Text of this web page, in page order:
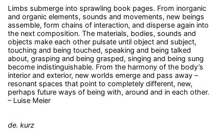
Limbs submerge into sprawling book pages. From inorganic
and organic elements, sounds and movements, new beings
assemble, form chains of interaction, and disperse again into
the next composition. The materials, bodies, sounds and
objects make each other pulsate until object and subject,
touching and being touched, speaking and being talked
about, grasping and being grasped, singing and being sung
become indistinguishable. From the harmony of the body’s
interior and exterior, new worlds emerge and pass away –
resonant spaces that point to completely different, new,
perhaps future ways of being with, around and in each other.
– Luise Meier
de. kurz